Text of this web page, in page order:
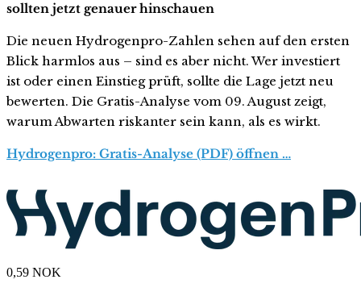
sollten jetzt genauer hinschauen
Die neuen Hydrogenpro-Zahlen sehen auf den ersten
Blick harmlos aus – sind es aber nicht. Wer investiert
ist oder einen Einstieg prüft, sollte die Lage jetzt neu
bewerten. Die Gratis-Analyse vom 09. August zeigt,
warum Abwarten riskanter sein kann, als es wirkt.
Hydrogenpro: Gratis-Analyse (PDF) öffnen …
0,59 NOK